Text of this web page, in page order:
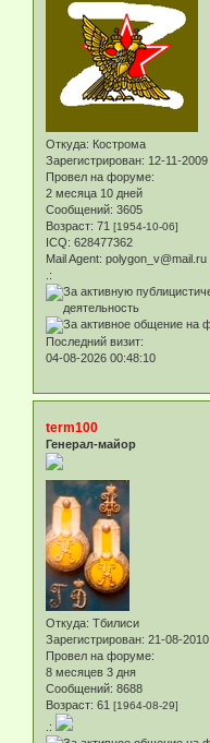
Откуда: Кострома
Зарегистрирован: 12-11-2009
Провел на форуме:
2 месяца 10 дней
Сообщений: 3605
Возраст: 71 [1954-10-06]
ICQ: 628477362
Mail Agent: polygon_v@mail.ru
.:
Последний визит:
04-08-2026 00:48:10
term100
Генерал-майор
Откуда: Тбилиси
Зарегистрирован: 21-08-2010
Провел на форуме:
8 месяцев 3 дня
Сообщений: 8688
Возраст: 61 [1964-08-29]
.: